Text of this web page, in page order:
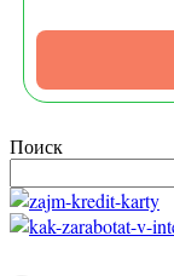
Поиск